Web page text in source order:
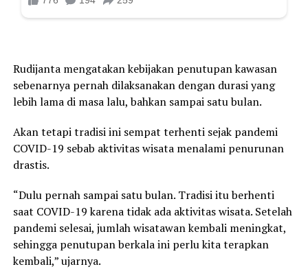
Rudijanta mengatakan kebijakan penutupan kawasan
sebenarnya pernah dilaksanakan dengan durasi yang
lebih lama di masa lalu, bahkan sampai satu bulan.
Akan tetapi tradisi ini sempat terhenti sejak pandemi
COVID-19 sebab aktivitas wisata menalami penurunan
drastis.
“Dulu pernah sampai satu bulan. Tradisi itu berhenti
saat COVID-19 karena tidak ada aktivitas wisata. Setelah
pandemi selesai, jumlah wisatawan kembali meningkat,
sehingga penutupan berkala ini perlu kita terapkan
kembali,” ujarnya.